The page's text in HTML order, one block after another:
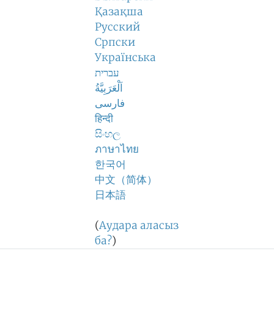
Қазақша
Русский
Српски
Українська
עברית
اَلْعَرَبِيَّةُ
فارسی
हिन्दी
සිංහල
ภาษาไทย
한국어
中文（简体）
日本語
(Аудара аласыз
ба?)